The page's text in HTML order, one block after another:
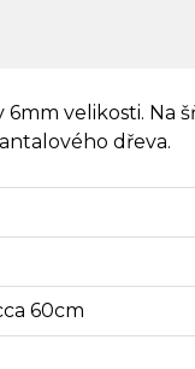
6mm velikosti. Na
dřeva.
60cm